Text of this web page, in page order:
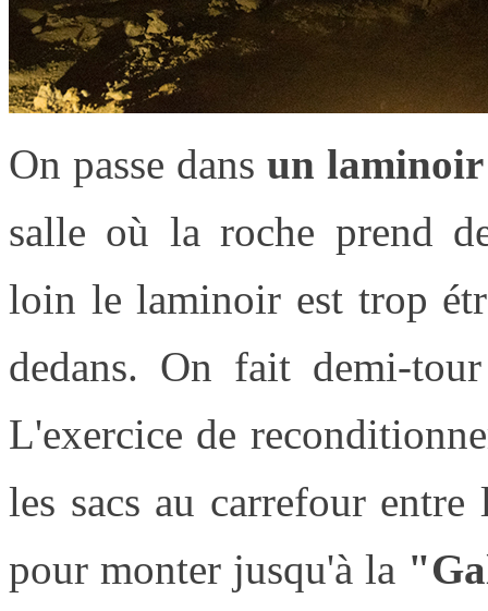
On passe dans un laminoir
salle où la roche prend
loin le laminoir est trop
dedans. On fait demi-
L'exercice de
les sacs au carrefour
pour monter jusqu'à la